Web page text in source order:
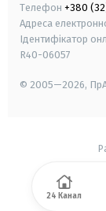
Телефон +380
Адреса
Ідентифікатор
R40-06057
© 2005—2026,
24 Канал